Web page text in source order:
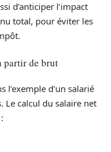
d’anticiper l’impact
total, pour éviter les
partir de brut
l’exemple d’un salarié
Le calcul du salaire net